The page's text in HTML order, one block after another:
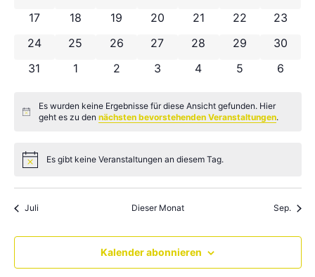
0 Veranstaltungen
17 0 Veranstaltungen
18 0 Veranstaltungen
19 0 Veranstaltungen
20 0 Veranstaltungen
21 0
22 0
23
0 Veranstaltungen
24 0 Veranstaltungen
25 0 Veranstaltungen
26 0 Veranstaltungen
27 0 Veranstaltungen
28 0
29 0
30
0 Veranstaltungen
31 0 Veranstaltungen
1 0 Veranstaltungen
2 0 Veranstaltungen
3 0 Veranstaltungen
4 0
5 0
6
Hinweis
Es wurden keine Ergebnisse für diese Ansicht gefunden. Hier
geht es zu dennächsten bevorstehenden Veranstaltungen.
HinweisEs gibt keine Veranstaltungen an diesem Tag.
Juli Dieser Monat Sep.
Kalender abonnieren